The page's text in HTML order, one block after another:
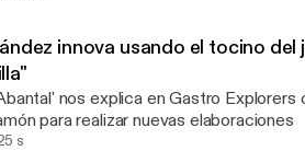
innova usando el tocino del
nos explica en Gastro
para realizar nuevas elaboraciones
s